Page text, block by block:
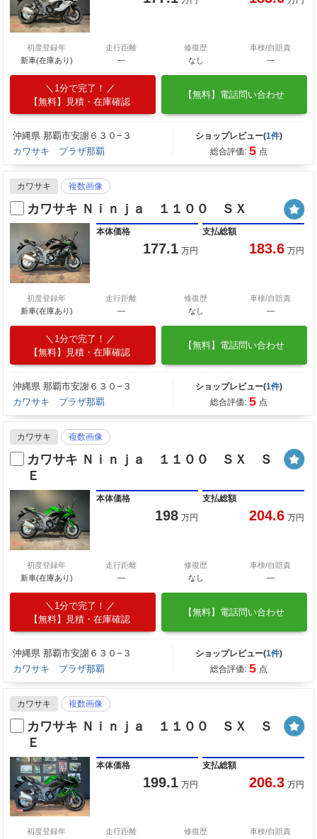
初度登録年
新車(在庫あり)
走行距離
―
修復歴
なし
車検/自賠責
―
1分で完了！
【無料】見積・在庫確認
【無料】電話問い合わせ
沖縄県 那覇市安謝６３０−３
カワサキ プラザ那覇
ショップレビュー(1件)
総合評価: 5 点
カワサキ 複数画像
カワサキ Ｎｉｎｊａ １１００ ＳＸ
本体価格
177.1 万円
支払総額
183.6 万円
初度登録年
新車(在庫あり)
走行距離
―
修復歴
なし
車検/自賠責
―
1分で完了！
【無料】見積・在庫確認
【無料】電話問い合わせ
沖縄県 那覇市安謝６３０−３
カワサキ プラザ那覇
ショップレビュー(1件)
総合評価: 5 点
カワサキ 複数画像
カワサキ Ｎｉｎｊａ １１００ ＳＸ Ｓ
Ｅ
本体価格
198 万円
支払総額
204.6 万円
初度登録年
新車(在庫あり)
走行距離
―
修復歴
なし
車検/自賠責
―
1分で完了！
【無料】見積・在庫確認
【無料】電話問い合わせ
沖縄県 那覇市安謝６３０−３
カワサキ プラザ那覇
ショップレビュー(1件)
総合評価: 5 点
カワサキ 複数画像
カワサキ Ｎｉｎｊａ １１００ ＳＸ Ｓ
Ｅ
本体価格
199.1 万円
支払総額
206.3 万円
初度登録年
走行距離
修復歴
車検/自賠責